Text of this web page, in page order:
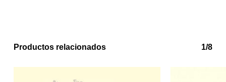
Productos relacionados 1/8